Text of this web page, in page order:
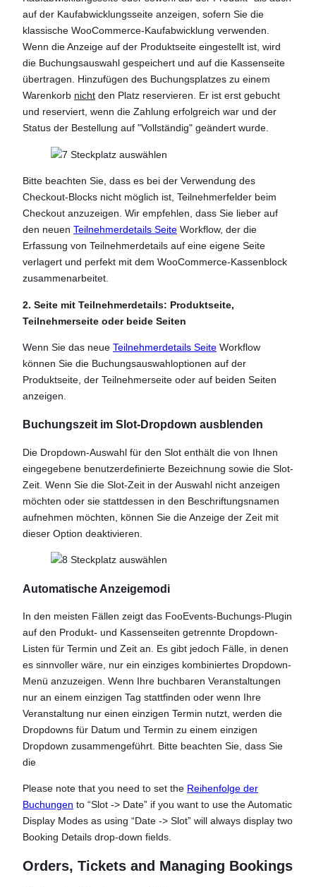
auf der Kaufabwicklungsseite anzeigen, sofern Sie die
klassische WooCommerce-Kaufabwicklung verwenden.
Wenn die Anzeige auf der Produktseite eingestellt ist, wird
die Buchungsauswahl gespeichert und auf die Kassenseite
übertragen. Hinzufügen des Buchungsplatzes zu einem
Warenkorb nicht den Platz reservieren. Er ist erst gebucht
und reserviert, wenn die Zahlung erfolgreich war und der
Status der Bestellung auf "Vollständig" geändert wurde.
Bitte beachten Sie, dass es bei der Verwendung des
Checkout-Blocks nicht möglich ist, Teilnehmerfelder beim
Checkout anzuzeigen. Wir empfehlen, dass Sie lieber auf
den neuen Teilnehmerdetails Seite Workflow, der die
Erfassung von Teilnehmerdetails auf eine eigene Seite
verlagert und perfekt mit dem WooCommerce-Kassenblock
zusammenarbeitet.
2. Seite mit Teilnehmerdetails: Produktseite,
Teilnehmerseite oder beide Seiten
Wenn Sie das neue Teilnehmerdetails Seite Workflow
können Sie die Buchungsauswahloptionen auf der
Produktseite, der Teilnehmerseite oder auf beiden Seiten
anzeigen.
Buchungszeit im Slot-Dropdown ausblenden
Die Dropdown-Auswahl für den Slot enthält die von Ihnen
eingegebene benutzerdefinierte Bezeichnung sowie die Slot-
Zeit. Wenn Sie die Slot-Zeit in der Auswahl nicht anzeigen
möchten oder sie stattdessen in den Beschriftungsnamen
aufnehmen möchten, können Sie die Anzeige der Zeit mit
dieser Option deaktivieren.
Automatische Anzeigemodi
In den meisten Fällen zeigt das FooEvents-Buchungs-Plugin
auf den Produkt- und Kassenseiten getrennte Dropdown-
Listen für Termin und Zeit an. Es gibt jedoch Fälle, in denen
es sinnvoller wäre, nur ein einziges kombiniertes Dropdown-
Menü anzuzeigen. Wenn Ihre buchbaren Veranstaltungen
nur an einem einzigen Tag stattfinden oder wenn Ihre
Veranstaltung nur einen einzigen Termin nutzt, werden die
Dropdowns für Datum und Termin zu einem einzigen
Dropdown zusammengeführt. Bitte beachten Sie, dass Sie
die
Please note that you need to set the Reihenfolge der
Buchungen to “Slot -> Date” if you want to use the Automatic
Display Modes as using “Date -> Slot” will always display two
Booking Details drop-down fields.
Orders, Tickets and Managing Bookings